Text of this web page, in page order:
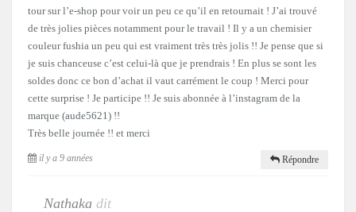
tour sur l’e-shop pour voir un peu ce qu’il en retournait ! J’ai trouvé
de très jolies pièces notamment pour le travail ! Il y a un chemisier
couleur fushia un peu qui est vraiment très très jolis !! Je pense que si
je suis chanceuse c’est celui-là que je prendrais ! En plus se sont les
soldes donc ce bon d’achat il vaut carrément le coup ! Merci pour
cette surprise ! Je participe !! Je suis abonnée à l’instagram de la
marque (aude5621) !!
Très belle journée !! et merci
il y a 9 années Répondre
Nathaka dit